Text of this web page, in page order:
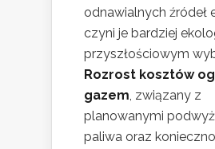
odnawialnych źródeł
czyni je bardziej
przyszłościowym
Rozrost kosztów
gazem, związany z
planowanymi
paliwa oraz